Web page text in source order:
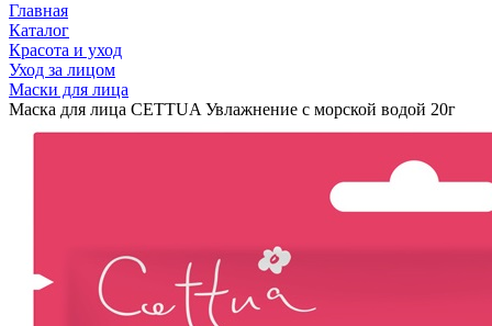
Главная
Каталог
Красота и уход
Уход за лицом
Маски для лица
Маска для лица CETTUA Увлажнение с морской водой 20г